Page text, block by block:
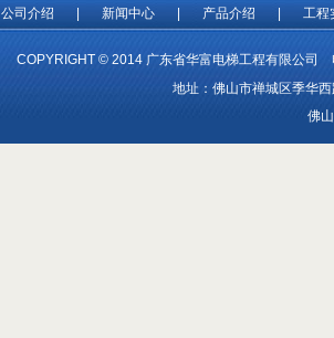
公司介绍 新闻中心 产品介绍 工程
COPYRIGHT © 2014 广东省华富电梯工程有限公
地址：佛山市禅城区季华
佛